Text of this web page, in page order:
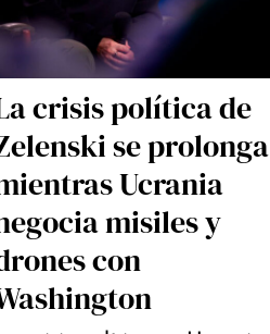
crisis política de
se prolonga
Ucrania
misiles y
con